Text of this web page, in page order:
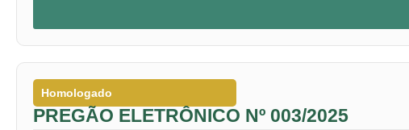
Homologado
PREGÃO ELETRÔNICO Nº 003/2025